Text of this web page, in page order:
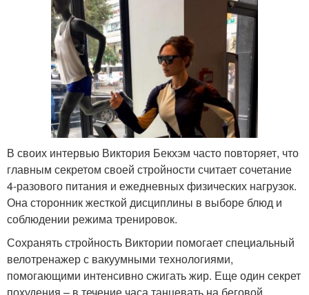
В своих интервью Виктория Бекхэм часто повторяет, что
главным секретом своей стройности считает сочетание
4-разового питания и ежедневных физических нагрузок.
Она сторонник жесткой дисциплины в выборе блюд и
соблюдении режима тренировок.
Сохранять стройность Виктории помогает специальный
велотренажер с вакуумными технологиями,
помогающими интенсивно сжигать жир. Еще один секрет
похудения – в течение часа танцевать на беговой